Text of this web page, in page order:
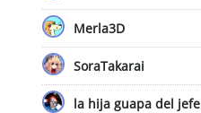
Merla3D
SoraTakarai
la hija guapa del jefe